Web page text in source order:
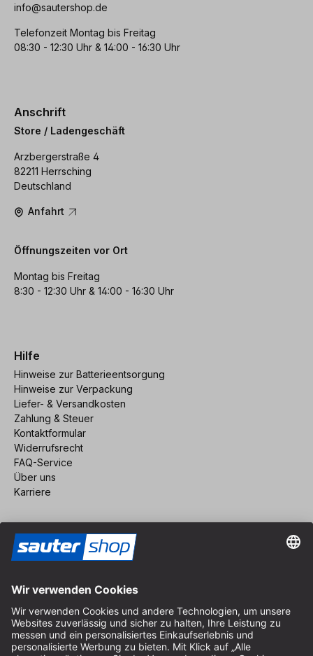
info@sautershop.de
Telefonzeit Montag bis Freitag
08:30 - 12:30 Uhr & 14:00 - 16:30 Uhr
Anschrift
Store / Ladengeschäft
Arzbergerstraße 4
82211 Herrsching
Deutschland
Anfahrt
Öffnungszeiten vor Ort
Montag bis Freitag
8:30 - 12:30 Uhr & 14:00 - 16:30 Uhr
Hilfe
Hinweise zur Batterieentsorgung
Hinweise zur Verpackung
Liefer- & Versandkosten
Zahlung & Steuer
Kontaktformular
Widerrufsrecht
FAQ-Service
Über uns
Karriere
Impressum
AGB